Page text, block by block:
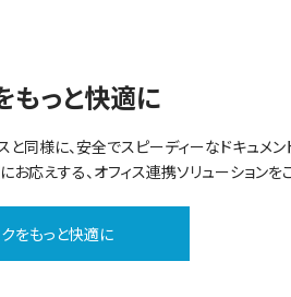
もっと快適に
と同様に、安全でスピーディーなドキュメ
お応えする、オフィス連携ソリューションを
をもっと快適に